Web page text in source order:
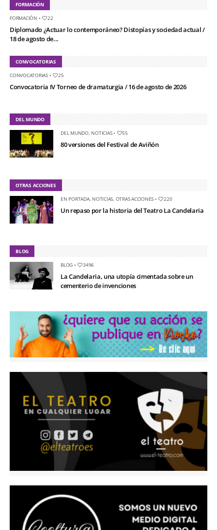
FORMACIÓN
FORMACIÓN • 22
Diplomado ¿Actuar lo contemporáneo? Distopías y sociedad actual /
18 de agosto de...
CONVOCATORIAS
CONVOCATORIAS• 25
Convocatoria IV Torneo de dramaturgia / 16 de agosto de 2026
DEL MUNDO
DEL MUNDO, NOTICIAS• 55
80 versiones del Festival de Aviñón
OTRAS ACCIONES
EN PORTADA, NOTICIAS OTRAS ACCIONES • 220
Un repaso por la historia del Teatro La Candelaria
BLOG
BLOG • 3496
La Candelaria, una utopía cimentada sobre un
cementerio de invenciones